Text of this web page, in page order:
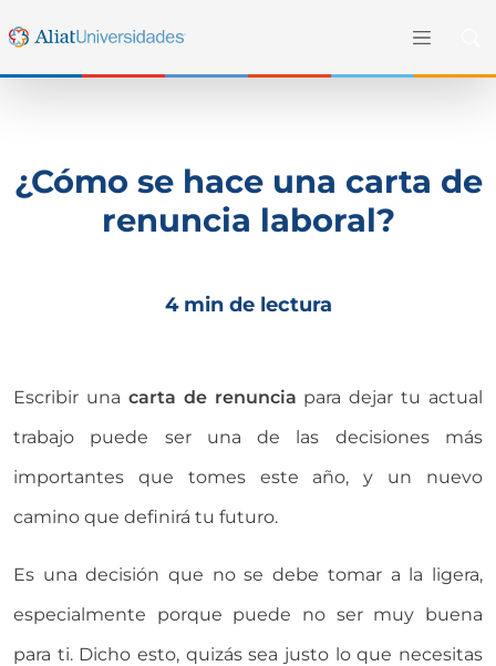
¿Cómo se hace una carta de
renuncia laboral?
4 min de lectura
Escribir una carta de renuncia para dejar tu actual
trabajo puede ser una de las decisiones más
importantes que tomes este año, y un nuevo
camino que definirá tu futuro.
Es una decisión que no se debe tomar a la ligera,
especialmente porque puede no ser muy buena
para ti. Dicho esto, quizás sea justo lo que necesitas